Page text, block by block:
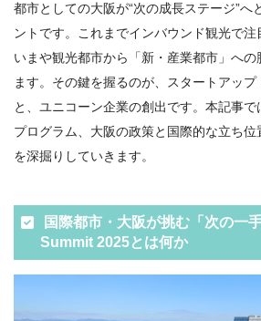
都市としての大阪が“次の成長ステージ”へ
ントです。これまでインバウンド観光で注
いまや観光都市から「新・産業都市」へ
ます。その鍵を握るのが、スタートアッ
と、ユニコーン企業の創出です。本記事で
プログラム、大阪の政策と国際的な立ち
を深掘りしていきます。
国際都市・大阪が挑む「次の一
Summit 2025とは何か